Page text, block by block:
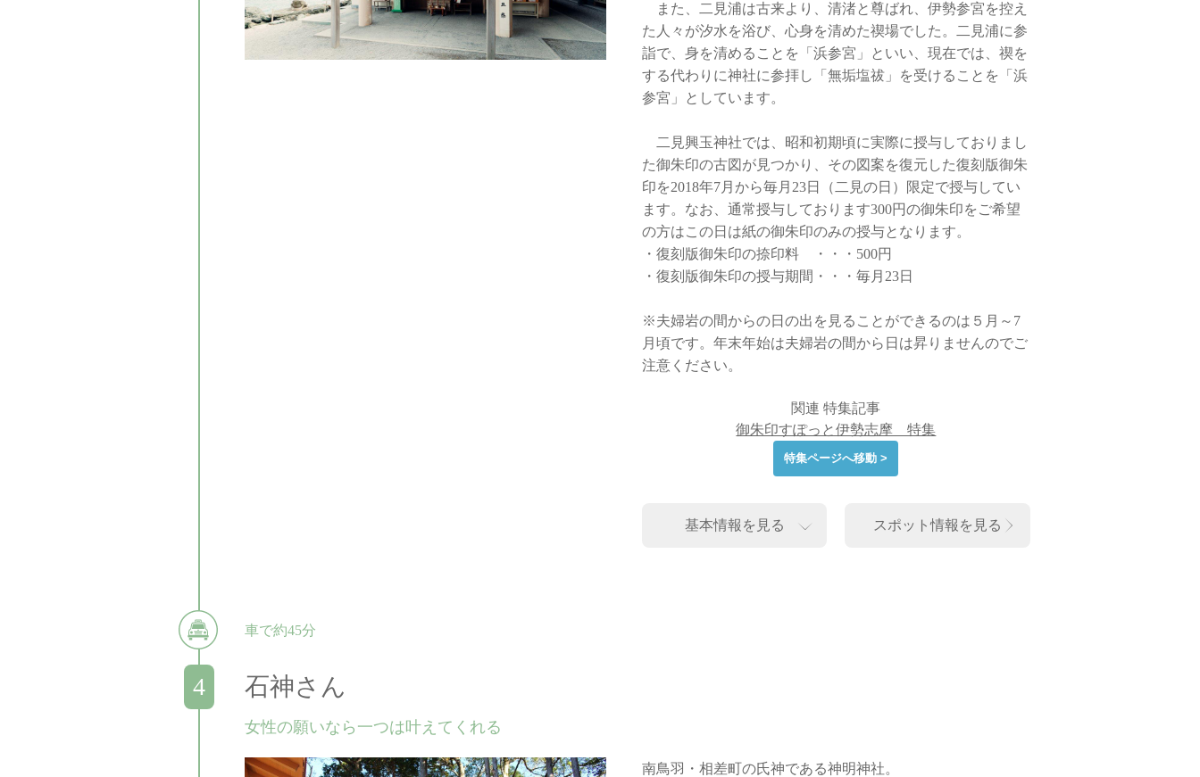
また、二見浦は古来より、清渚と尊ばれ、伊勢参宮を控え
た人々が汐水を浴び、心身を清めた禊場でした。二見浦に参
詣で、身を清めることを「浜参宮」といい、現在では、禊を
する代わりに神社に参拝し「無垢塩祓」を受けることを「浜
参宮」としています。
二見興玉神社では、昭和初期頃に実際に授与しておりまし
た御朱印の古図が見つかり、その図案を復元した復刻版御朱
印を2018年7月から毎月23日（二見の日）限定で授与してい
ます。なお、通常授与しております300円の御朱印をご希望
の方はこの日は紙の御朱印のみの授与となります。
・復刻版御朱印の捺印料 ・・・500円
・復刻版御朱印の授与期間・・・毎月23日
※夫婦岩の間からの日の出を見ることができるのは５月～7
月頃です。年末年始は夫婦岩の間から日は昇りませんのでご
注意ください。
関連 特集記事
御朱印すぽっと伊勢志摩 特集
特集ページへ移動 >
基本情報を見る スポット情報を見る
車で約45分
石神さん
女性の願いなら一つは叶えてくれる
南鳥羽・相差町の氏神である神明神社。